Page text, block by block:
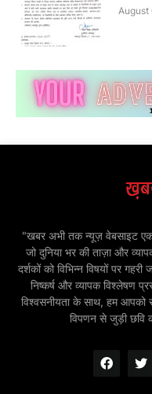
August
"खबर अभी तक न्यूज़ वेबसाइट एक
जो दुनिया भर की ताज़ा और
दर्शकों को विभिन्न विषयों पर
निष्कर्ष और व्यापक विश्लेषण
विश्वसनीयता के साथ, हम आपको
विपणन से जुड़ी छवि